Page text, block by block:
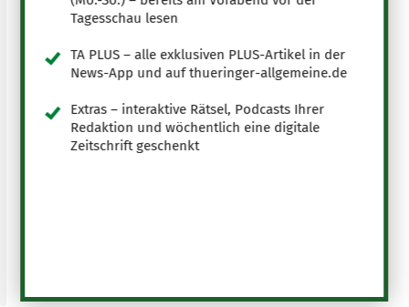
Tagesschau lesen
TA PLUS – alle exklusiven PLUS-Artikel in der
News-App und auf thueringer-allgemeine.de
Extras – interaktive Rätsel, Podcasts Ihrer
Redaktion und wöchentlich eine digitale
Zeitschrift geschenkt